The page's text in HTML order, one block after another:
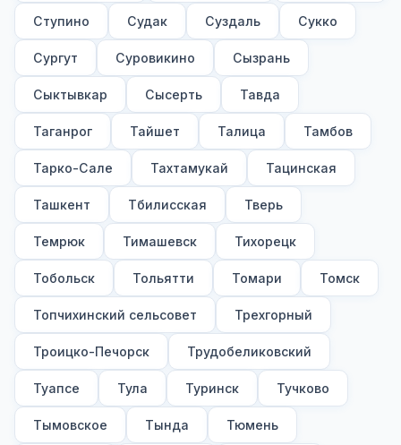
Ступино Судак Суздаль Сукко
Сургут Суровикино Сызрань
Сыктывкар Сысерть Тавда
Таганрог Тайшет Талица Тамбов
Тарко-Сале Тахтамукай Тацинская
Ташкент Тбилисская Тверь
Темрюк Тимашевск Тихорецк
Тобольск Тольятти Томари Томск
Топчихинский сельсовет Трехгорный
Троицко-Печорск Трудобеликовский
Туапсе Тула Туринск Тучково
Тымовское Тында Тюмень